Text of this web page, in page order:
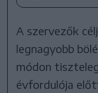
A szervezők
legnagyobb
módon
évfordulója